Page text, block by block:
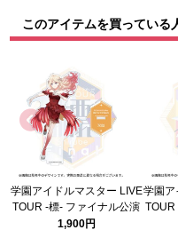
このアイテムを買っている
学園アイドルマスター LIVE
TOUR -標- ファイナル公演
公式アクリルスタンド 【十
1,900円
学園ア
TOUR
公式